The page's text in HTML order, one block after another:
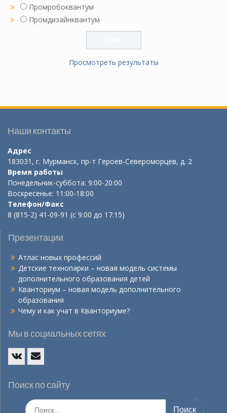
Промробоквантум
Промдизайнквантум
Просмотреть результаты
Наши контакты
Адрес
183031, г. Мурманск, пр-т Героев-Североморцев, д. 2
Время работы
Понедельник-суббота: 9:00-20:00
Воскресенье: 11:00-18:00
Телефон/Факс
8 (815-2) 41-09-91 (с 9:00 до 17:15)
Презентации
Атлас новых профессий
Детские технопарки – новая модель системы
дополнительного образования детей
Кванториум – новая модель дополнительного
образования
Чему и как учат в Кванториуме?
Мы в социальных сетях
mail
Поиск по сайту
Искать: